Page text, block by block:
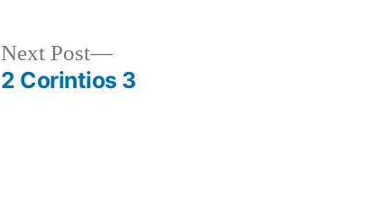
Next Post
Next
post:
2 Corintios 3